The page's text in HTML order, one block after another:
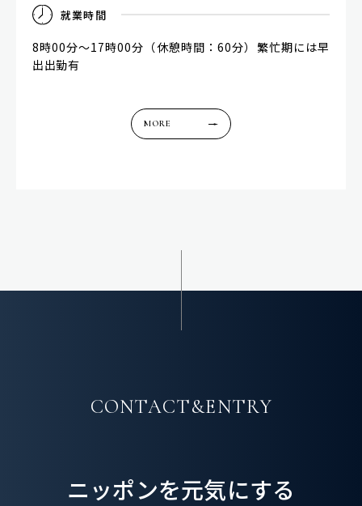
就業時間
8時00分～17時00分（休憩時間：60分）繁忙期には早
出出勤有
MORE
CONTACT&ENTRY
ニッポンを元気にする